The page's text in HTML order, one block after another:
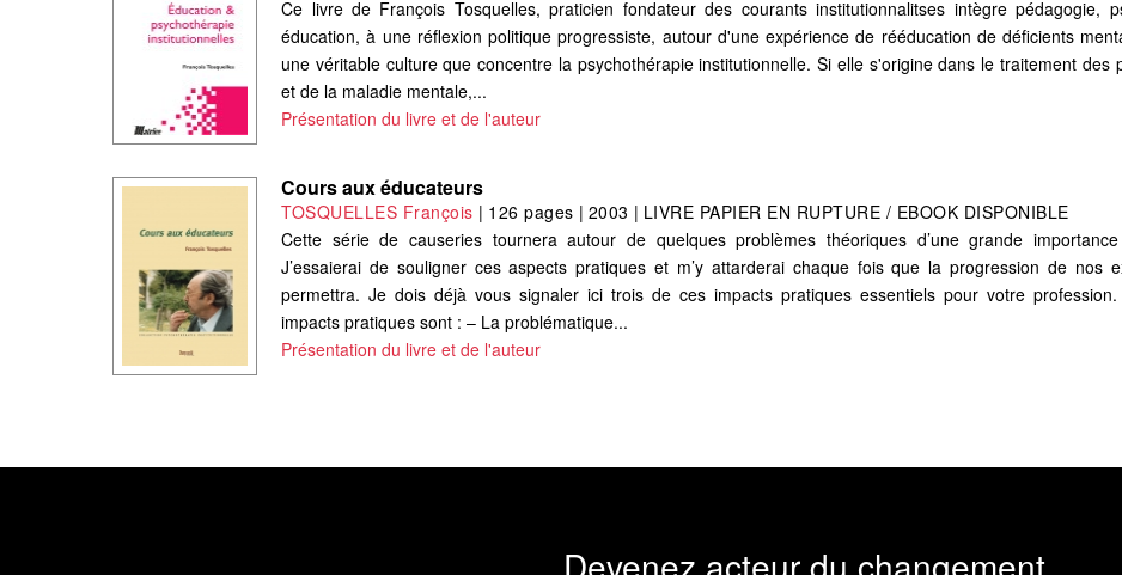
Ce livre de François Tosquelles, praticien fondateur des courants institutionnalitses intègre pédagogie,
éducation, à une réflexion politique progressiste, autour d'une expérience de rééducation de déficients
une véritable culture que concentre la psychothérapie institutionnelle. Si elle s'origine dans le traitement des
et de la maladie mentale,...
Présentation du livre et de l'auteur
Cours aux éducateurs
TOSQUELLES François | 126 pages | 2003 | LIVRE PAPIER EN RUPTURE / EBOOK DISPONIBLE
Cette série de causeries tournera autour de quelques problèmes théoriques d’une grande
J’essaierai de souligner ces aspects pratiques et m’y attarderai chaque fois que la progression de nos
permettra. Je dois déjà vous signaler ici trois de ces impacts pratiques essentiels pour votre
impacts pratiques sont : – La problématique...
Présentation du livre et de l'auteur
Devenez acteur du changement